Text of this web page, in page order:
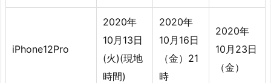
iPhone12Pro
2020年
10月13日
(火)(現地
時間)
2020年
10月16日
（金）21
時
2020年
10月23日
（金）